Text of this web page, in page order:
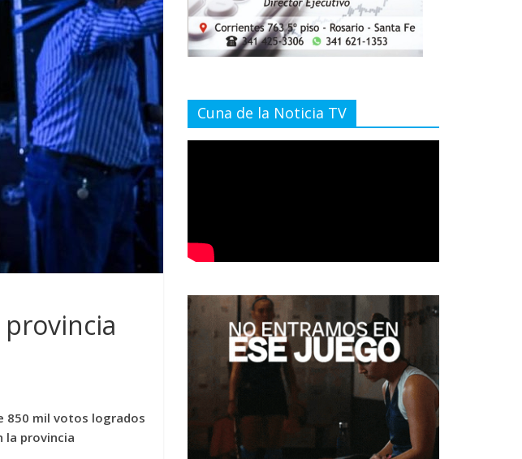
provincia
850 mil votos logrados
la provincia
Cuna de la Noticia TV